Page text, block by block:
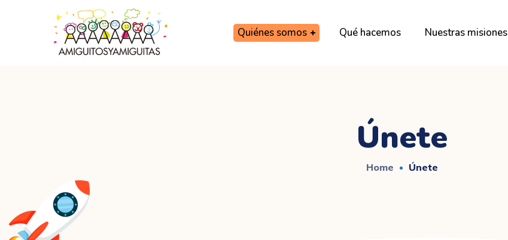
Quiénes somos Qué hacemos Nuestras misiones
Únete
Home Únete